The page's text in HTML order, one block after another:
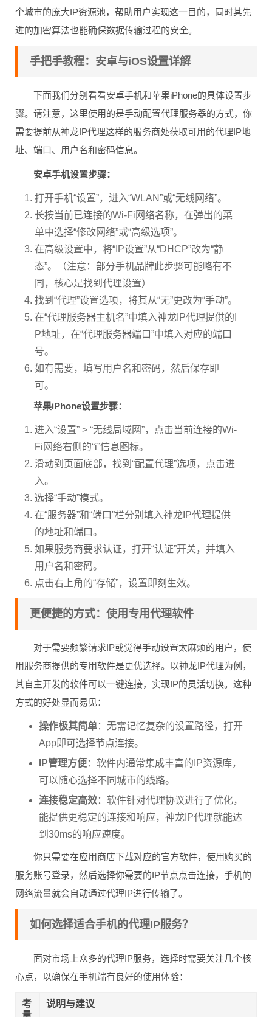
个城市的庞大IP资源池，帮助用户实现这一目的，同时其先
进的加密算法也能确保数据传输过程的安全。
手把手教程：安卓与iOS设置详解
下面我们分别看看安卓手机和苹果iPhone的具体设置步
骤。请注意，这里使用的是手动配置代理服务器的方式，你
需要提前从神龙IP代理这样的服务商处获取可用的代理IP地
址、端口、用户名和密码信息。
安卓手机设置步骤：
打开手机“设置”，进入“WLAN”或“无线网络”。
长按当前已连接的Wi-Fi网络名称，在弹出的菜
单中选择“修改网络”或“高级选项”。
在高级设置中，将“IP设置”从“DHCP”改为“静
态”。（注意：部分手机品牌此步骤可能略有不
同，核心是找到代理设置）
找到“代理”设置选项，将其从“无”更改为“手动”。
在“代理服务器主机名”中填入神龙IP代理提供的I
P地址，在“代理服务器端口”中填入对应的端口
号。
如有需要，填写用户名和密码，然后保存即
可。
苹果iPhone设置步骤：
进入“设置” > “无线局域网”，点击当前连接的Wi-
Fi网络右侧的“i”信息图标。
滑动到页面底部，找到“配置代理”选项，点击进
入。
选择“手动”模式。
在“服务器”和“端口”栏分别填入神龙IP代理提供
的地址和端口。
如果服务商要求认证，打开“认证”开关，并填入
用户名和密码。
点击右上角的“存储”，设置即刻生效。
更便捷的方式：使用专用代理软件
对于需要频繁请求IP或觉得手动设置太麻烦的用户，使
用服务商提供的专用软件是更优选择。以神龙IP代理为例，
其自主开发的软件可以一键连接，实现IP的灵活切换。这种
方式的好处显而易见：
操作极其简单：无需记忆复杂的设置路径，打开
App即可选择节点连接。
IP管理方便：软件内通常集成丰富的IP资源库，
可以随心选择不同城市的线路。
连接稳定高效：软件针对代理协议进行了优化，
能提供更稳定的连接和响应，神龙IP代理就能达
到30ms的响应速度。
你只需要在应用商店下载对应的官方软件，使用购买的
服务账号登录，然后选择你需要的IP节点点击连接，手机的
网络流量就会自动通过代理IP进行传输了。
如何选择适合手机的代理IP服务？
面对市场上众多的代理IP服务，选择时需要关注几个核
心点，以确保在手机端有良好的使用体验：
考
量
说明与建议